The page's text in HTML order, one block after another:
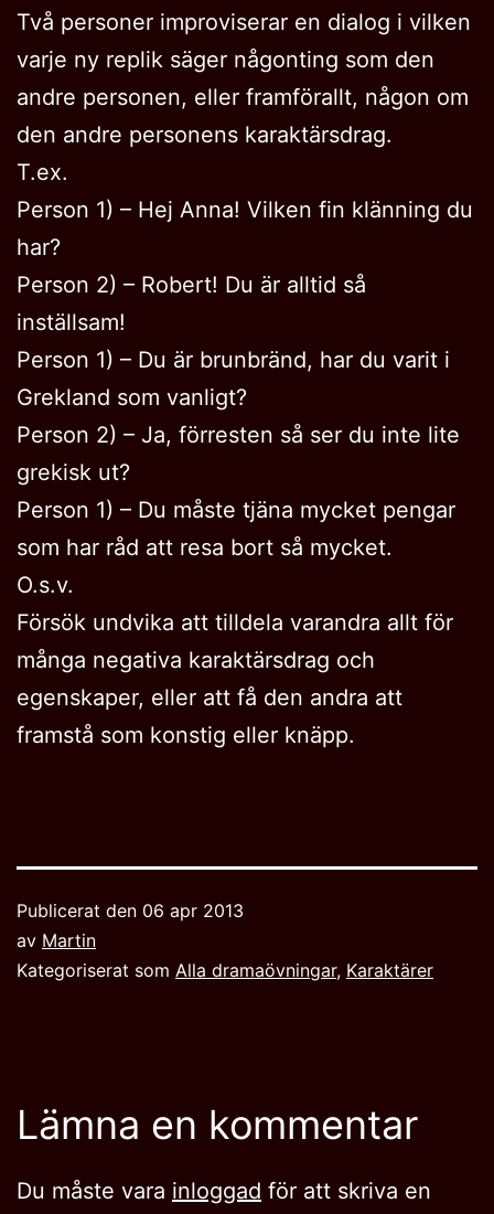
Två personer improviserar en dialog i vilken
varje ny replik säger någonting som den
andre personen, eller framförallt, någon om
den andre personens karaktärsdrag.
T.ex.
Person 1) – Hej Anna! Vilken fin klänning du
har?
Person 2) – Robert! Du är alltid så
inställsam!
Person 1) – Du är brunbränd, har du varit i
Grekland som vanligt?
Person 2) – Ja, förresten så ser du inte lite
grekisk ut?
Person 1) – Du måste tjäna mycket pengar
som har råd att resa bort så mycket.
O.s.v.
Försök undvika att tilldela varandra allt för
många negativa karaktärsdrag och
egenskaper, eller att få den andra att
framstå som konstig eller knäpp.
Publicerat den 06 apr 2013
av Martin
Kategoriserat som Alla dramaövningar, Karaktärer
Lämna en kommentar
Du måste vara inloggad för att skriva en